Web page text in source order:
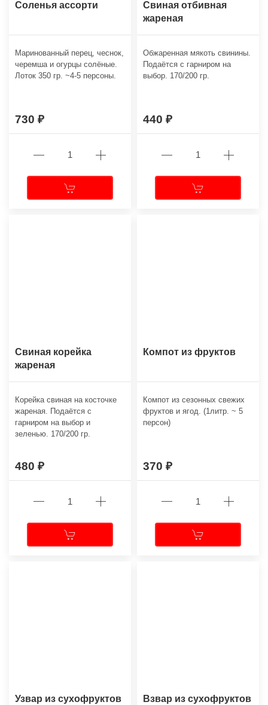
Соленья ассорти
Маринованный перец, чеснок,
черемша и огурцы солёные.
Лоток 350 гр. ~4-5 персоны.
730
Свиная отбивная
жареная
Обжаренная мякоть свинины.
Подаётся с гарниром на
выбор. 170/200 гр.
440
Свиная корейка
жареная
Корейка свиная на косточке
жареная. Подаётся с
гарниром на выбор и
зеленью. 170/200 гр.
480
Компот из фруктов
Компот из сезонных свежих
фруктов и ягод. (1литр. ~ 5
персон)
370
Узвар из сухофруктов Взвар из сухофруктов